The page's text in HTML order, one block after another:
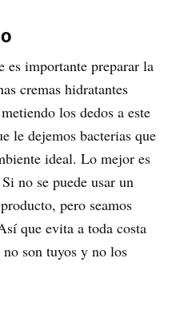
es importante preparar la
cremas hidratantes
los dedos a este
le dejemos bacterias que
ideal. Lo mejor es
no se puede usar un
pero seamos
que evita a toda costa
son tuyos y no los